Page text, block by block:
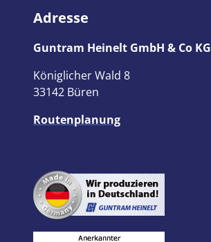
Adresse
Guntram Heinelt GmbH & Co KG
Königlicher Wald 8
33142 Büren
Routenplanung